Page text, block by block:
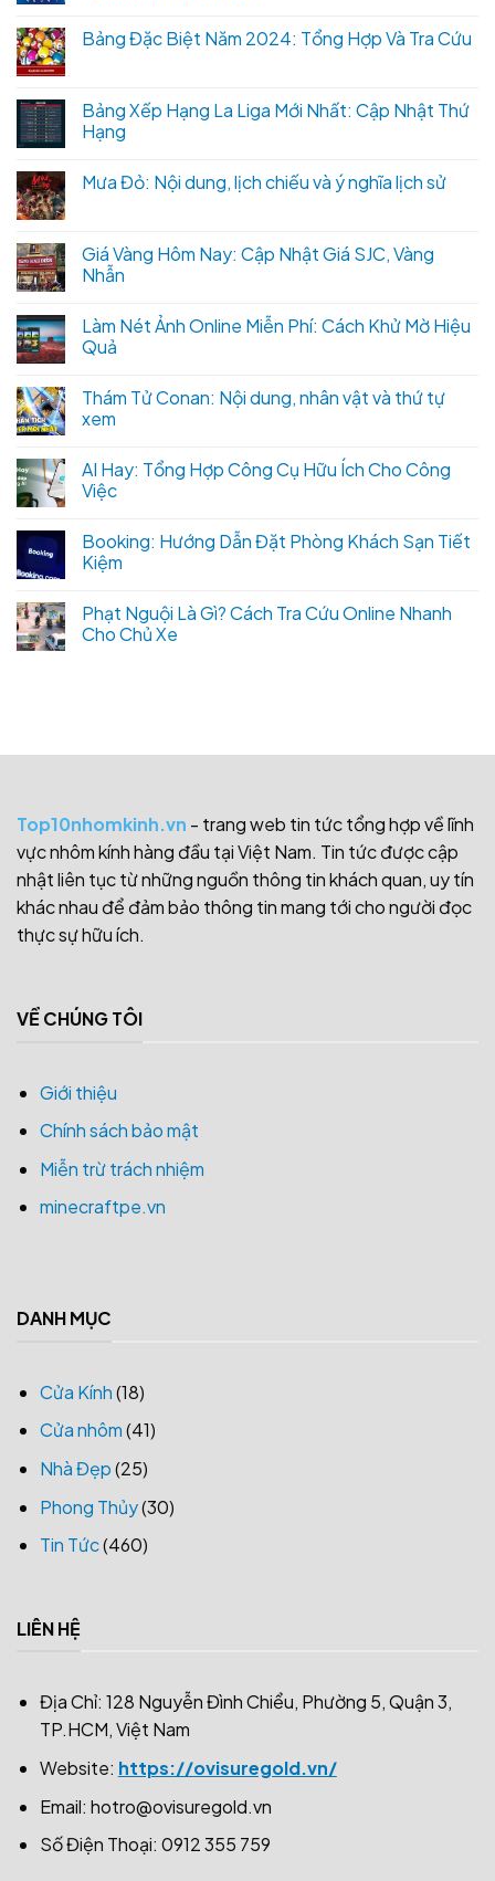
Bảng Đặc Biệt Năm 2024: Tổng Hợp Và Tra Cứu
Bảng Xếp Hạng La Liga Mới Nhất: Cập Nhật Thứ
Hạng
Mưa Đỏ: Nội dung, lịch chiếu và ý nghĩa lịch sử
Giá Vàng Hôm Nay: Cập Nhật Giá SJC, Vàng
Nhẫn
Làm Nét Ảnh Online Miễn Phí: Cách Khử Mờ Hiệu
Quả
Thám Tử Conan: Nội dung, nhân vật và thứ tự
xem
AI Hay: Tổng Hợp Công Cụ Hữu Ích Cho Công
Việc
Booking: Hướng Dẫn Đặt Phòng Khách Sạn Tiết
Kiệm
Phạt Nguội Là Gì? Cách Tra Cứu Online Nhanh
Cho Chủ Xe
Top10nhomkinh.vn - trang web tin tức tổng hợp về lĩnh
vực nhôm kính hàng đầu tại Việt Nam. Tin tức được cập
nhật liên tục từ những nguồn thông tin khách quan, uy tín
khác nhau để đảm bảo thông tin mang tới cho người đọc
thực sự hữu ích.
VỀ CHÚNG TÔI
Giới thiệu
Chính sách bảo mật
Miễn trừ trách nhiệm
minecraftpe.vn
DANH MỤC
Cửa Kính(18)
Cửa nhôm(41)
Nhà Đẹp(25)
Phong Thủy(30)
Tin Tức(460)
LIÊN HỆ
Địa Chỉ: 128 Nguyễn Đình Chiểu, Phường 5, Quận 3,
TP.HCM, Việt Nam
Website: https://ovisuregold.vn/
Email: hotro@ovisuregold.vn
Số Điện Thoại: 0912 355 759